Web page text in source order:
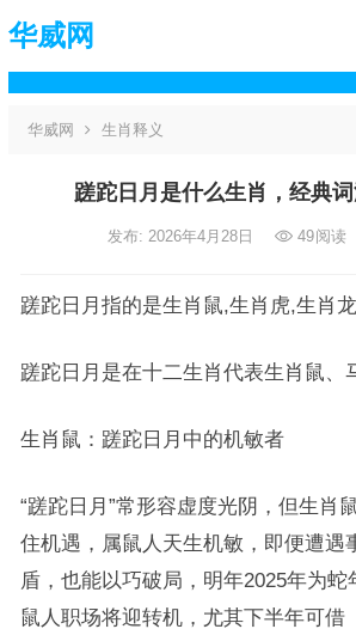
华威网
华威网 生肖释义
蹉跎日月是什么生肖，经典
发布: 2026年4月28日 49阅读
蹉跎日月指的是生肖鼠,生肖虎,生肖龙
蹉跎日月是在十二生肖代表生肖鼠、
生肖鼠：蹉跎日月中的机敏者
“蹉跎日月”常形容虚度光阴，但生肖
住机遇，属鼠人天生机敏，即便遭遇
盾，也能以巧破局，明年2025年为蛇
鼠人职场将迎转机，尤其下半年可借